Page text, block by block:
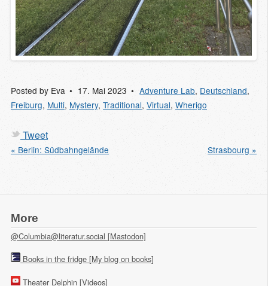
Posted by Eva 17. Mai 2023 Adventure Lab, Deutschland,
Freiburg, Multi,Mystery, Traditional, Virtual, Wherigo
Tweet
« Berlin: Südbahngelände Strasbourg »
More
@Columbia@literatur.social [Mastodon]
Books in the fridge [My blog on books]
Theater Delphin [Videos]